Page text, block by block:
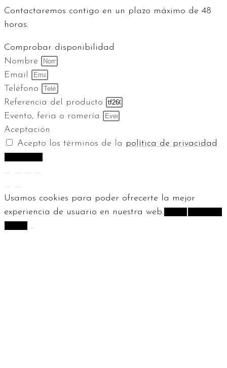
Contactaremos contigo en un plazo máximo de 48
horas.
Comprobar disponibilidad
Nombre
Email
Teléfono
Referencia del producto
Evento, feria o romería
Aceptación
Acepto los términos de la política de privacidad
Usamos cookies para poder ofrecerte la mejor
experiencia de usuario en nuestra web.